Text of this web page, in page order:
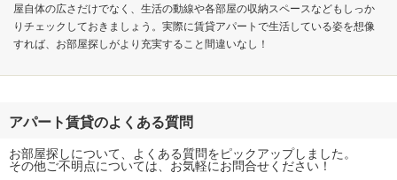
屋自体の広さだけでなく、生活の動線や各部屋の収納スペースなどもしっか
りチェックしておきましょう。実際に賃貸アパートで生活している姿を想像
すれば、お部屋探しがより充実すること間違いなし！
アパート賃貸のよくある質問
お部屋探しについて、よくある質問をピックアップしました。
その他ご不明点については、お気軽にお問合せください！